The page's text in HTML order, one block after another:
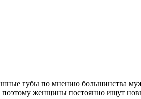
губы по мнению большинства
женщины постоянно ищут